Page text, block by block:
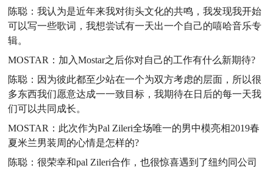
陈聪：我认为是近年来我对街头文化的共鸣，我发现我开始
可以写一些歌词，我想尝试有一天出一个自己的嘻哈音乐专
辑。
MOSTAR：加入Mostar之后你对自己的工作有什么新期待?
陈聪：因为彼此都至少站在一个为双方考虑的层面，所以很
多东西我们愿意达成一一致目标，我期待在日后的每一天我
们可以共同成长。
MOSTAR：此次作为Pal Zileri全场唯一的男中模亮相2019春
夏米兰男装周的心情是怎样的?
陈聪：很荣幸和pal Zileri合作，也很惊喜遇到了纽约同公司